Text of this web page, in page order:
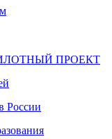
ПРОЕКТ
России